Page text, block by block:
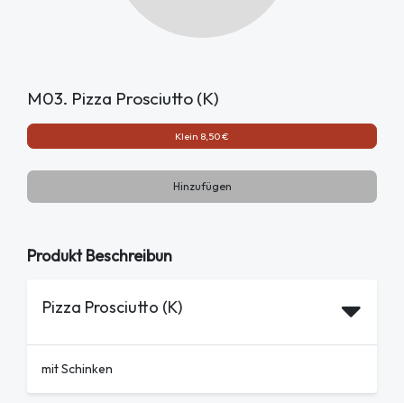
M03. Pizza Prosciutto (K)
Klein 8,50 €
Hinzufügen
Produkt Beschreibun
Pizza Prosciutto (K)
mit Schinken